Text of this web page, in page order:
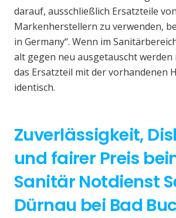
darauf, ausschließlich Ersatzteile
Markenherstellern zu verwenden,
in Germany“. Wenn im
alt gegen neu ausgetauscht werden
das Ersatzteil mit der vorhandenen
identisch.
Zuverlässigkeit,
und fairer Preis
Sanitär Notdienst
Dürnau bei Bad